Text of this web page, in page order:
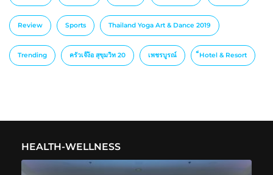
Review Sports Thailand Yoga Art & Dance 2019
Trending ครัวเจ๊ง้อ สุขุมวิท 20 เพชรบูรณ์ ็Hotel & Resort
HEALTH-WELLNESS